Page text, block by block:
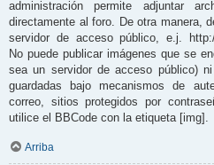
administración permite adjuntar
directamente al foro. De otra manera,
servidor de acceso público, e.j. http://
No puede publicar imágenes que se
sea un servidor de acceso público)
guardadas bajo mecanismos de
correo, sitios protegidos por
utilice el BBCode con la etiqueta [img].
Arriba